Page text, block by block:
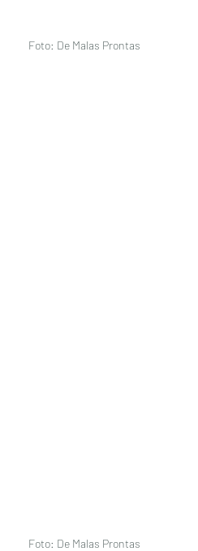
Foto: De Malas Prontas
Foto: De Malas Prontas